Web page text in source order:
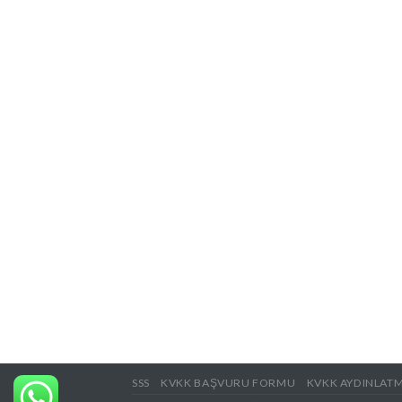
SSS KVKK BAŞVURU FORMU KVKK